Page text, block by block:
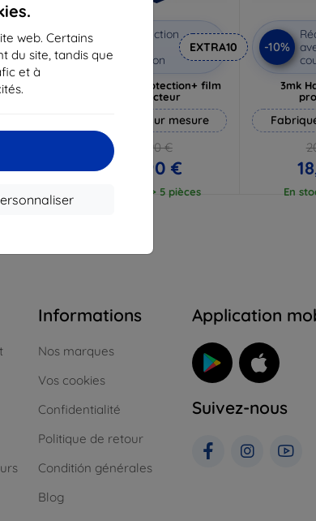
web. Certains
du site, tandis que
et à
EXTRA10
de
-10%
Réduction
coupon
EXTRA10
3mk Silverprotection+ film
protecteur
Fabriqué sur mesure
19,90 €
17,90 €
En stock > 5 pièces
-10%
3mk
En
Informations
Nos marques
Vos cookies
Confidentialité
Politique de retour
Conditión générales
Blog
Application
Suivez-nous